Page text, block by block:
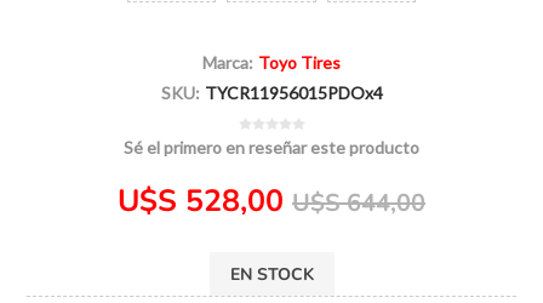
Marca: Toyo Tires
SKU: TYCR11956015PDOx4
Sé el primero en reseñar este producto
U$S 528,00 U$S 644,00
EN STOCK